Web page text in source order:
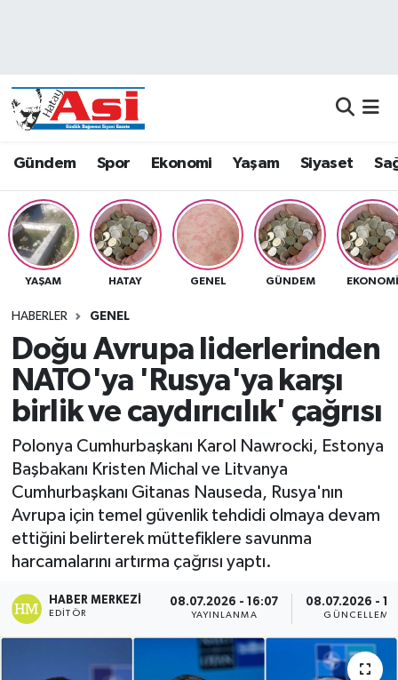
Gündem Spor Ekonomi Yaşam Siyaset
YAŞAM HATAY GENEL GÜNDEM EKONOMI
HABERLER GENEL
Doğu Avrupa liderlerinden
NATO'ya 'Rusya'ya karşı
birlik ve caydırıcılık' çağrısı
Polonya Cumhurbaşkanı Karol Nawrocki, Estonya
Başbakanı Kristen Michal ve Litvanya
Cumhurbaşkanı Gitanas Nauseda, Rusya'nın
Avrupa için temel güvenlik tehdidi olmaya devam
ettiğini belirterek müttefiklere savunma
harcamalarını artırma çağrısı yaptı.
HABER MERKEZI
EDITÖR
08.07.2026 - 16:07
YAYINLANMA
08.07.2026 -
GÜNCELLEME
Dünya
Eğitim
Ekonomi
Gündem
Sağlık
Siyaset
Teknoloji
Yaşam
Hava Durumu
Namaz Vakitleri
Trafik Durumu
Süper Lig Puan Durumu ve Fikstür
Son Dakika Haberleri
Haber Arşivi